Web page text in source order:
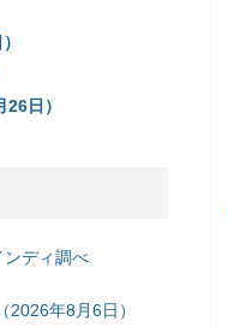
日）
ディ調べ
年8月6日）